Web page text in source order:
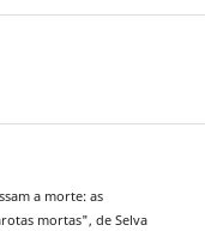
a morte: as
mortas", de Selva